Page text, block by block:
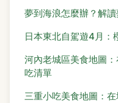
夢到海浪怎麼辦？解
日本東北自駕遊4月：
河內老城區美食地圖
吃清單
三重小吃美食地圖：